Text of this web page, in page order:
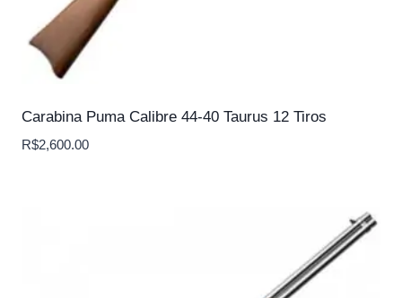
Carabina Puma Calibre 44-40 Taurus 12 Tiros
R$2,600.00